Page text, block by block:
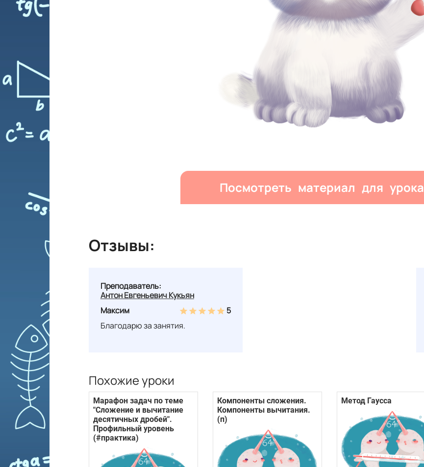
Посмотреть материал для урока
Отзывы:
Преподаватель:
Антон Евгеньевич Кукьян
Максим
5
Благодарю за занятия.
Похожие уроки
Марафон задач по теме
"Сложение и вычитание
десятичных дробей".
Профильный уровень
(#практика)
Компоненты сложения.
Компоненты вычитания.
(п)
Метод Гаусса